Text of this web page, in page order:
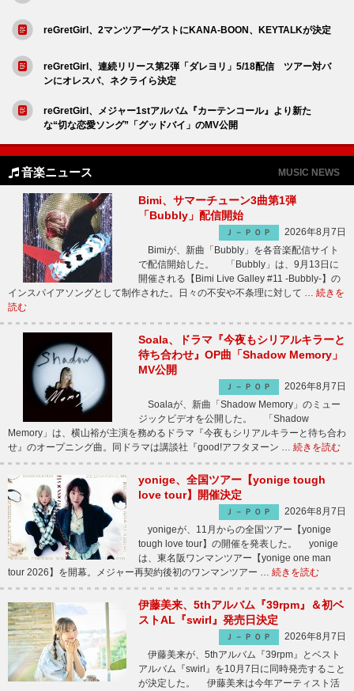
reGretGirl、2マンツアーゲストにKANA-BOON、KEYTALKが決定
reGretGirl、連続リリース第2弾「ダレヨリ」5/18配信 ツアー対バ
ンにオレスパ、ネクライら決定
reGretGirl、メジャー1stアルバム『カーテンコール』より新た
な“切な恋愛ソング”「グッドバイ」のMV公開
音楽ニュース MUSIC NEWS
Bimi、サマーチューン3曲第1弾
「Bubbly」配信開始
Ｊ－ＰＯＰ
2026年8月7日
Bimiが、新曲「Bubbly」を各音楽配信サイト
で配信開始した。 「Bubbly」は、9月13日に
開催される【Bimi Live Galley #11 -Bubbly-】の
インスパイアソングとして制作された。日々の不安や不条理に対して … 続きを
読む
Soala、ドラマ『今夜もシリアルキラーと
待ち合わせ』OP曲「Shadow Memory」
MV公開
Ｊ－ＰＯＰ
2026年8月7日
Soalaが、新曲「Shadow Memory」のミュー
ジックビデオを公開した。 「Shadow
Memory」は、横山裕が主演を務めるドラマ『今夜もシリアルキラーと待ち合わ
せ』のオープニング曲。同ドラマは講談社『good!アフタヌーン … 続きを読む
yonige、全国ツアー【yonige tough
love tour】開催決定
Ｊ－ＰＯＰ
2026年8月7日
yonigeが、11月からの全国ツアー【yonige
tough love tour】の開催を発表した。 yonige
は、東名阪ワンマンツアー【yonige one man
tour 2026】を開幕。メジャー再契約後初のワンマンツアー … 続きを読む
伊藤美来、5thアルバム『39rpm』＆初ベ
ストAL『swirl』発売日決定
Ｊ－ＰＯＰ
2026年8月7日
伊藤美来が、5thアルバム『39rpm』とベスト
アルバム『swirl』を10月7日に同時発売すること
が決定した。 伊藤美来は今年アーティスト活